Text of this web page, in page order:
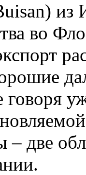
из
во
говоря
– две